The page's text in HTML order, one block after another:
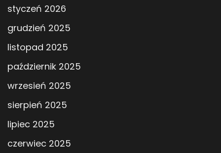
styczeń 2026
grudzień 2025
listopad 2025
październik 2025
wrzesień 2025
sierpień 2025
lipiec 2025
czerwiec 2025